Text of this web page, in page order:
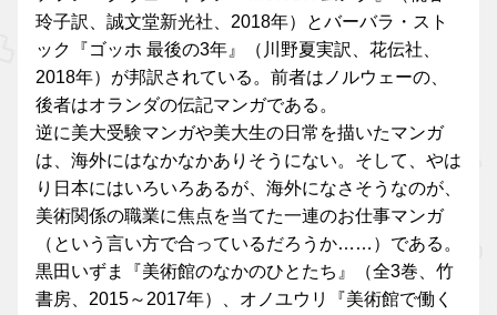
玲子訳、誠文堂新光社、2018年）とバーバラ・スト
ック『ゴッホ 最後の3年』（川野夏実訳、花伝社、
2018年）が邦訳されている。前者はノルウェーの、
後者はオランダの伝記マンガである。
逆に美大受験マンガや美大生の日常を描いたマンガ
は、海外にはなかなかありそうにない。そして、やは
り日本にはいろいろあるが、海外になさそうなのが、
美術関係の職業に焦点を当てた一連のお仕事マンガ
（という言い方で合っているだろうか……）である。
黒田いずま『美術館のなかのひとたち』（全3巻、竹
書房、2015～2017年）、オノユウリ『美術館で働く